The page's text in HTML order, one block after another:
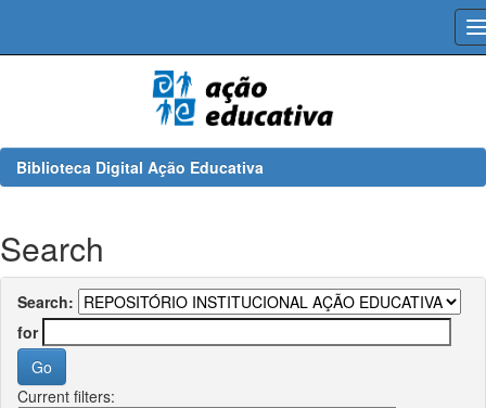
Biblioteca Digital Ação Educativa
Search
Search:
for
Current filters: